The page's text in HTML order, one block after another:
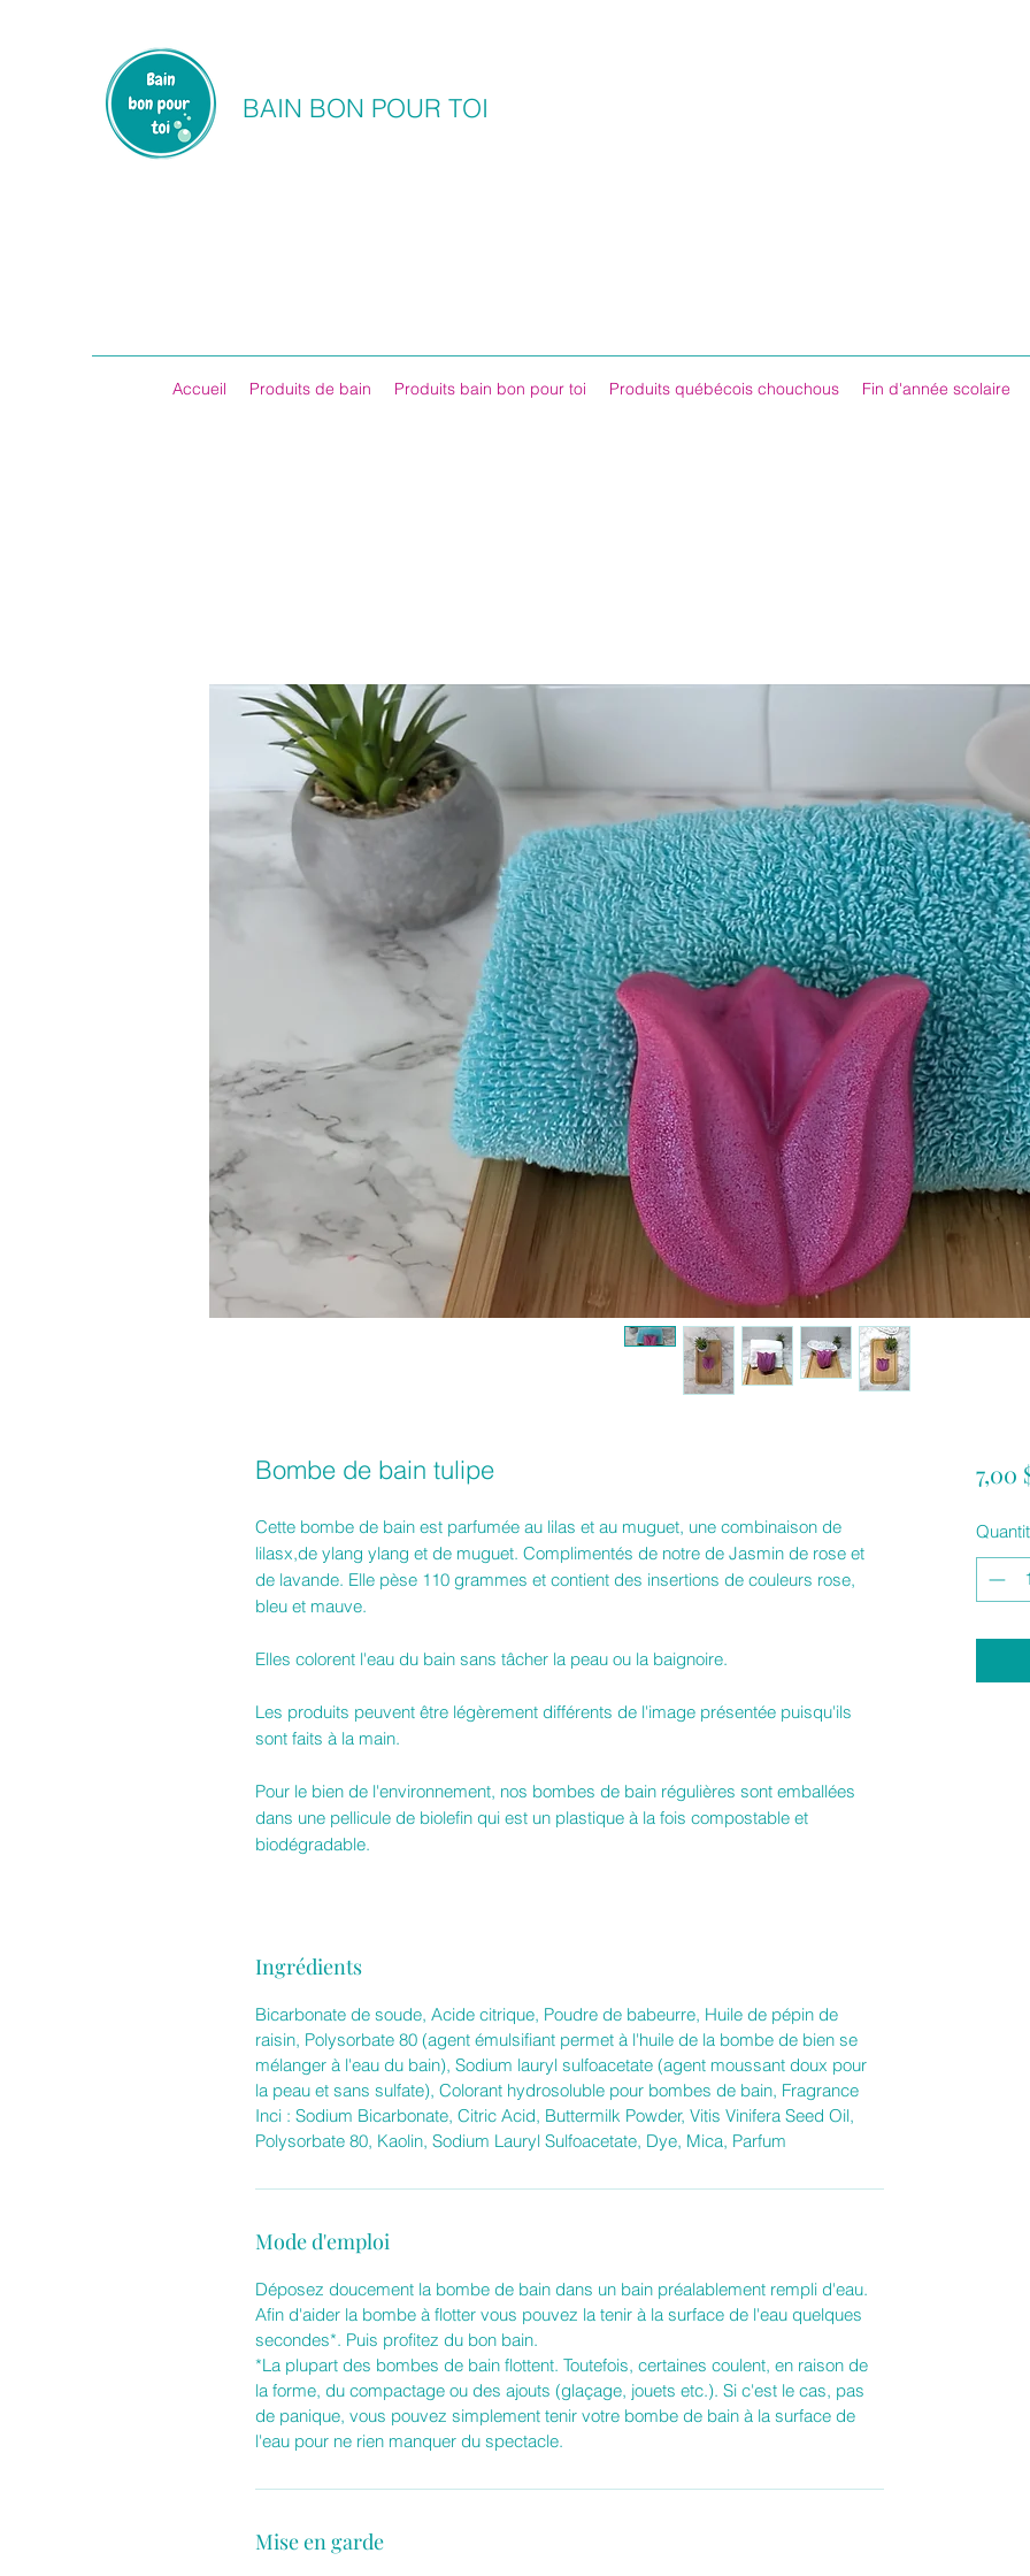
BAIN BON POUR TOI
Accueil Produits de bain Produits bain bon pour toi Produits québécois chouchous Fin d'année scolaire
Bombe de bain tulipe
Cette bombe de bain est parfumée au lilas et au muguet, une combinaison de
lilasx,de ylang ylang et de muguet. Complimentés de notre de Jasmin de rose et
de lavande. Elle pèse 110 grammes et contient des insertions de couleurs rose,
bleu et mauve.
Elles colorent l'eau du bain sans tâcher la peau ou la baignoire.
Les produits peuvent être légèrement différents de l'image présentée puisqu'ils
sont faits à la main.
Pour le bien de l'environnement, nos bombes de bain régulières sont emballées
dans une pellicule de biolefin qui est un plastique à la fois compostable et
biodégradable.
Ingrédients
Bicarbonate de soude, Acide citrique, Poudre de babeurre, Huile de pépin de
raisin, Polysorbate 80 (agent émulsifiant permet à l'huile de la bombe de bien se
mélanger à l'eau du bain), Sodium lauryl sulfoacetate (agent moussant doux pour
la peau et sans sulfate), Colorant hydrosoluble pour bombes de bain, Fragrance
Inci : Sodium Bicarbonate, Citric Acid, Buttermilk Powder, Vitis Vinifera Seed Oil,
Polysorbate 80, Kaolin, Sodium Lauryl Sulfoacetate, Dye, Mica, Parfum
Mode d'emploi
Déposez doucement la bombe de bain dans un bain préalablement rempli d'eau.
Afin d'aider la bombe à flotter vous pouvez la tenir à la surface de l'eau quelques
secondes*. Puis profitez du bon bain.
*La plupart des bombes de bain flottent. Toutefois, certaines coulent, en raison de
la forme, du compactage ou des ajouts (glaçage, jouets etc.). Si c'est le cas, pas
de panique, vous pouvez simplement tenir votre bombe de bain à la surface de
l'eau pour ne rien manquer du spectacle.
Mise en garde
7,00